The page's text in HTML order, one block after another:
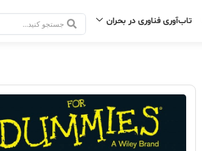
تاب‌آوری فناوری در بحران
جستجو